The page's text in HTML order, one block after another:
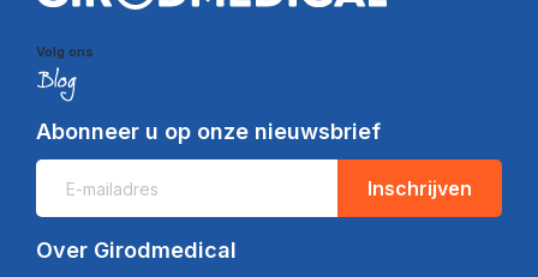
Volg ons
Abonneer u op onze nieuwsbrief
Inschrijven
Over Girodmedical